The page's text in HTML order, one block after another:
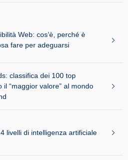
Web: cos’è, perché è
fare per adeguarsi
classifica dei 100 top
il “maggior valore” al mondo
livelli di intelligenza artificiale